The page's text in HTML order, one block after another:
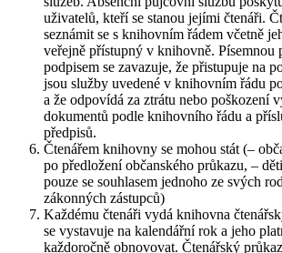
uživatelů, kteří se stanou jejími čtenáři.
seznámit se s knihovním řádem včetně
veřejně přístupný v knihovně. Písemnou
podpisem se zavazuje, že přistupuje na
jsou služby uvedené v knihovním řádu
a že odpovídá za ztrátu nebo poškození
dokumentů podle knihovního řádu a
předpisů.
Čtenářem knihovny se mohou stát (–
po předložení občanského průkazu, –
pouze se souhlasem jednoho ze svých
zákonných zástupců)
Každému čtenáři vydá knihovna
se vystavuje na kalendářní rok a jeho
každoročně obnovovat. Čtenářský